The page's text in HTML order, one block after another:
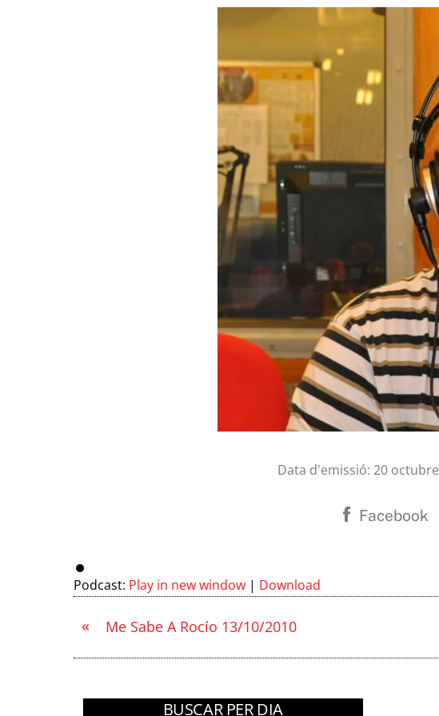
Data d'emissió:20 octubre
Facebook
Podcast: Play in new window | Download
« Me Sabe A Rocío 13/10/2010
BUSCAR PER DIA